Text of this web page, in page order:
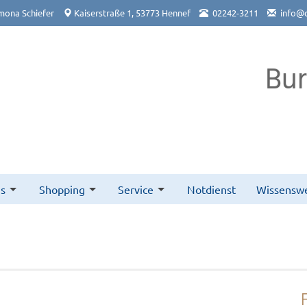
Schiefer Kaiserstraße 1, 53773 Hennef 02242-3211
Shopping Service Notdienst